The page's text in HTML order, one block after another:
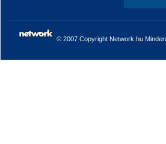
© 2007 Copyright Network.hu